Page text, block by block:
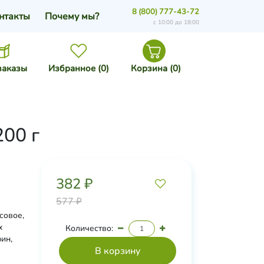
Избранное (0) Корзина (0)
Почему мы? 8 (800) 777-43-72
с 10:00 до 18:00
г
382 ₽
577 ₽
Количество: